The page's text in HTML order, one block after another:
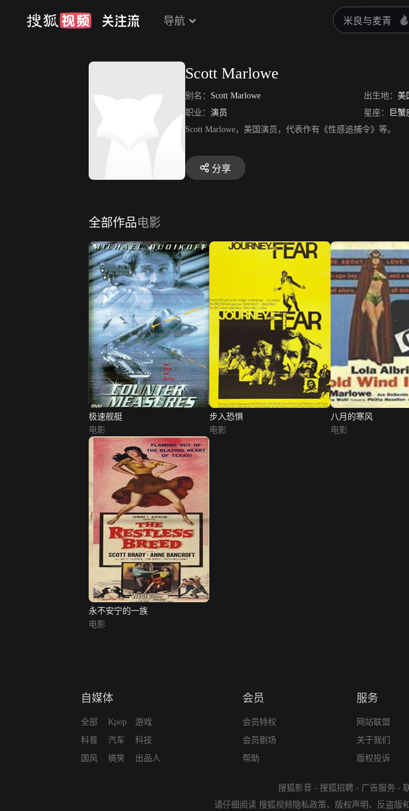
导航
Scott Marlowe
别名： Scott Marlowe 出生地： 美
职业： 演员 星座：
巨蟹
Scott Marlowe，美国演员，代表作有《性感追捕令》等。
分享
全部作品电影
极速舰艇
电影
步入恐惧
电影
八月的寒风
电影
永不安宁的一族
电影
自媒体
全部
科普
国风
Kpop
汽车
搞笑
游戏
科技
出品人
会员
会员特权
会员剧场
帮助
服务
网站联盟
关于我们
版权投诉
搜狐影音 - 搜狐招聘 - 广告服务 -
请仔细阅读 搜狐视频隐私政策、 版权声明 、 反盗版